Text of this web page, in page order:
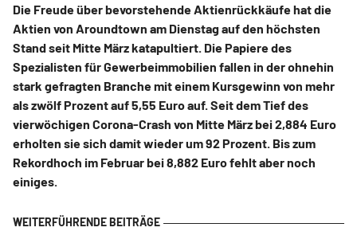
Die Freude über bevorstehende Aktienrückkäufe hat die
Aktien von Aroundtown am Dienstag auf den höchsten
Stand seit Mitte März katapultiert. Die Papiere des
Spezialisten für Gewerbeimmobilien fallen in der ohnehin
stark gefragten Branche mit einem Kursgewinn von mehr
als zwölf Prozent auf 5,55 Euro auf. Seit dem Tief des
vierwöchigen Corona-Crash von Mitte März bei 2,884 Euro
erholten sie sich damit wieder um 92 Prozent. Bis zum
Rekordhoch im Februar bei 8,882 Euro fehlt aber noch
einiges.